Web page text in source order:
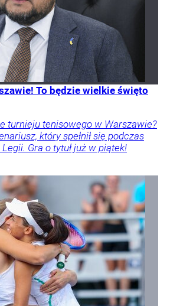
To będzie wielkie święto
turnieju tenisowego w Warszawie?
który spełnił się podczas
Gra o tytuł już w piątek!